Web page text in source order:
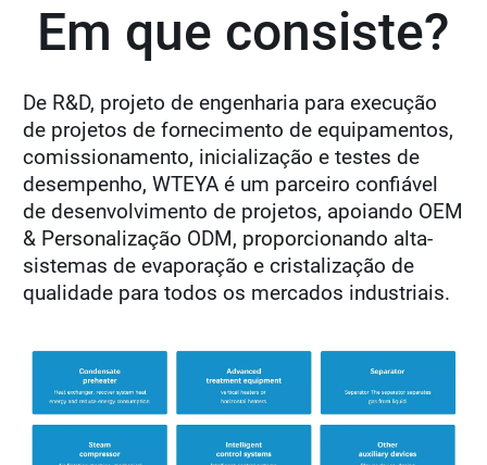
Em que consiste?
De R&D, projeto de engenharia para execução
de projetos de fornecimento de equipamentos,
comissionamento, inicialização e testes de
desempenho, WTEYA é um parceiro confiável
de desenvolvimento de projetos, apoiando OEM
& Personalização ODM, proporcionando alta-
sistemas de evaporação e cristalização de
qualidade para todos os mercados industriais.